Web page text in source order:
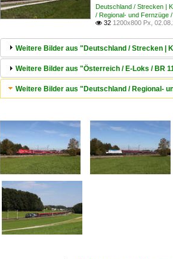
Deutschland / Strecken |
/ Regional- und
 32 1200x800 Px,
Weitere Bilder aus "Deutschland / Strecken |
Weitere Bilder aus "Österreich / E-Loks /
Weitere Bilder aus "Deutschland / Regional-